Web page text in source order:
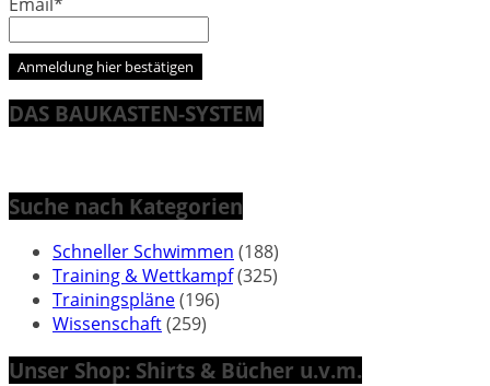
DAS BAUKASTEN-SYSTEM
Suche nach Kategorien
Schneller Schwimmen (188)
Training & Wettkampf(325)
Trainingspläne(196)
Wissenschaft(259)
Unser Shop: Shirts & Bücher u.v.m.